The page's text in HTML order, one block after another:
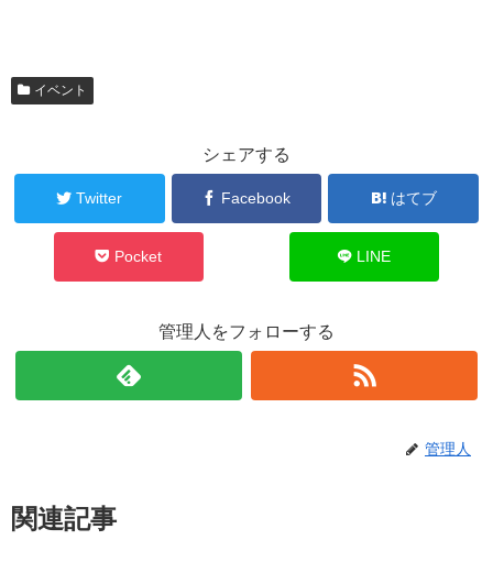
イベント
シェアする
Twitter Facebook はてブ
Pocket LINE
管理人をフォローする
管理人
関連記事